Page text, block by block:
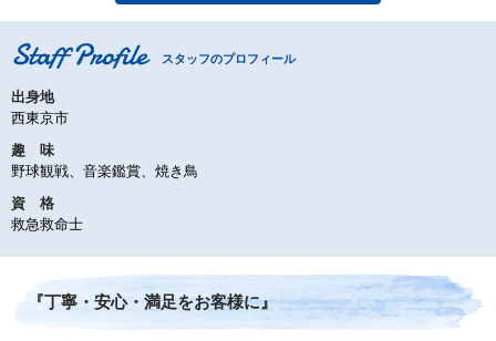
スタッフのプロフィール
出身地
西東京市
趣 味
野球観戦、音楽鑑賞、焼き鳥
資 格
救急救命士
『丁寧・安心・満足をお客様に』